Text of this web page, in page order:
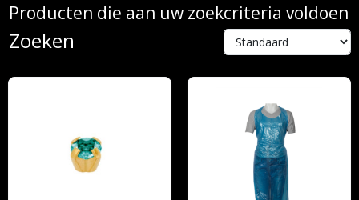
Producten die aan uw zoekcriteria voldoen
Zoeken